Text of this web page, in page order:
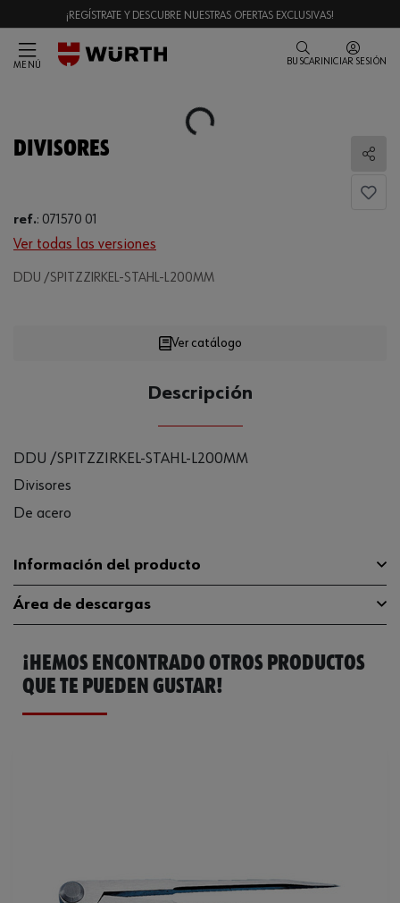
¡REGÍSTRATE Y DESCUBRE NUESTRAS OFERTAS EXCLUSIVAS!
MENÚ BUSCAR INICIAR SESIÓN
Loading...
DIVISORES
ref.: 071570 01
Ver todas las versiones
DDU /SPITZZIRKEL-STAHL-L200MM
Ver catálogo
Descripción
DDU /SPITZZIRKEL-STAHL-L200MM
Divisores
De acero
Información del producto
Longitud 200 mm
Código del sistema armonizado
Área de descargas
Catálogo General 07157001
¡HEMOS ENCONTRADO OTROS PRODUCTOS
QUE TE PUEDEN GUSTAR!